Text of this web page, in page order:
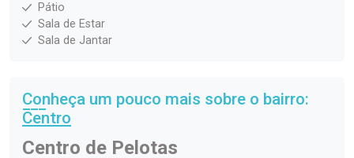
Pátio
Sala de Estar
Sala de Jantar
Conheça um pouco mais sobre o bairro:
Centro
Centro de Pelotas